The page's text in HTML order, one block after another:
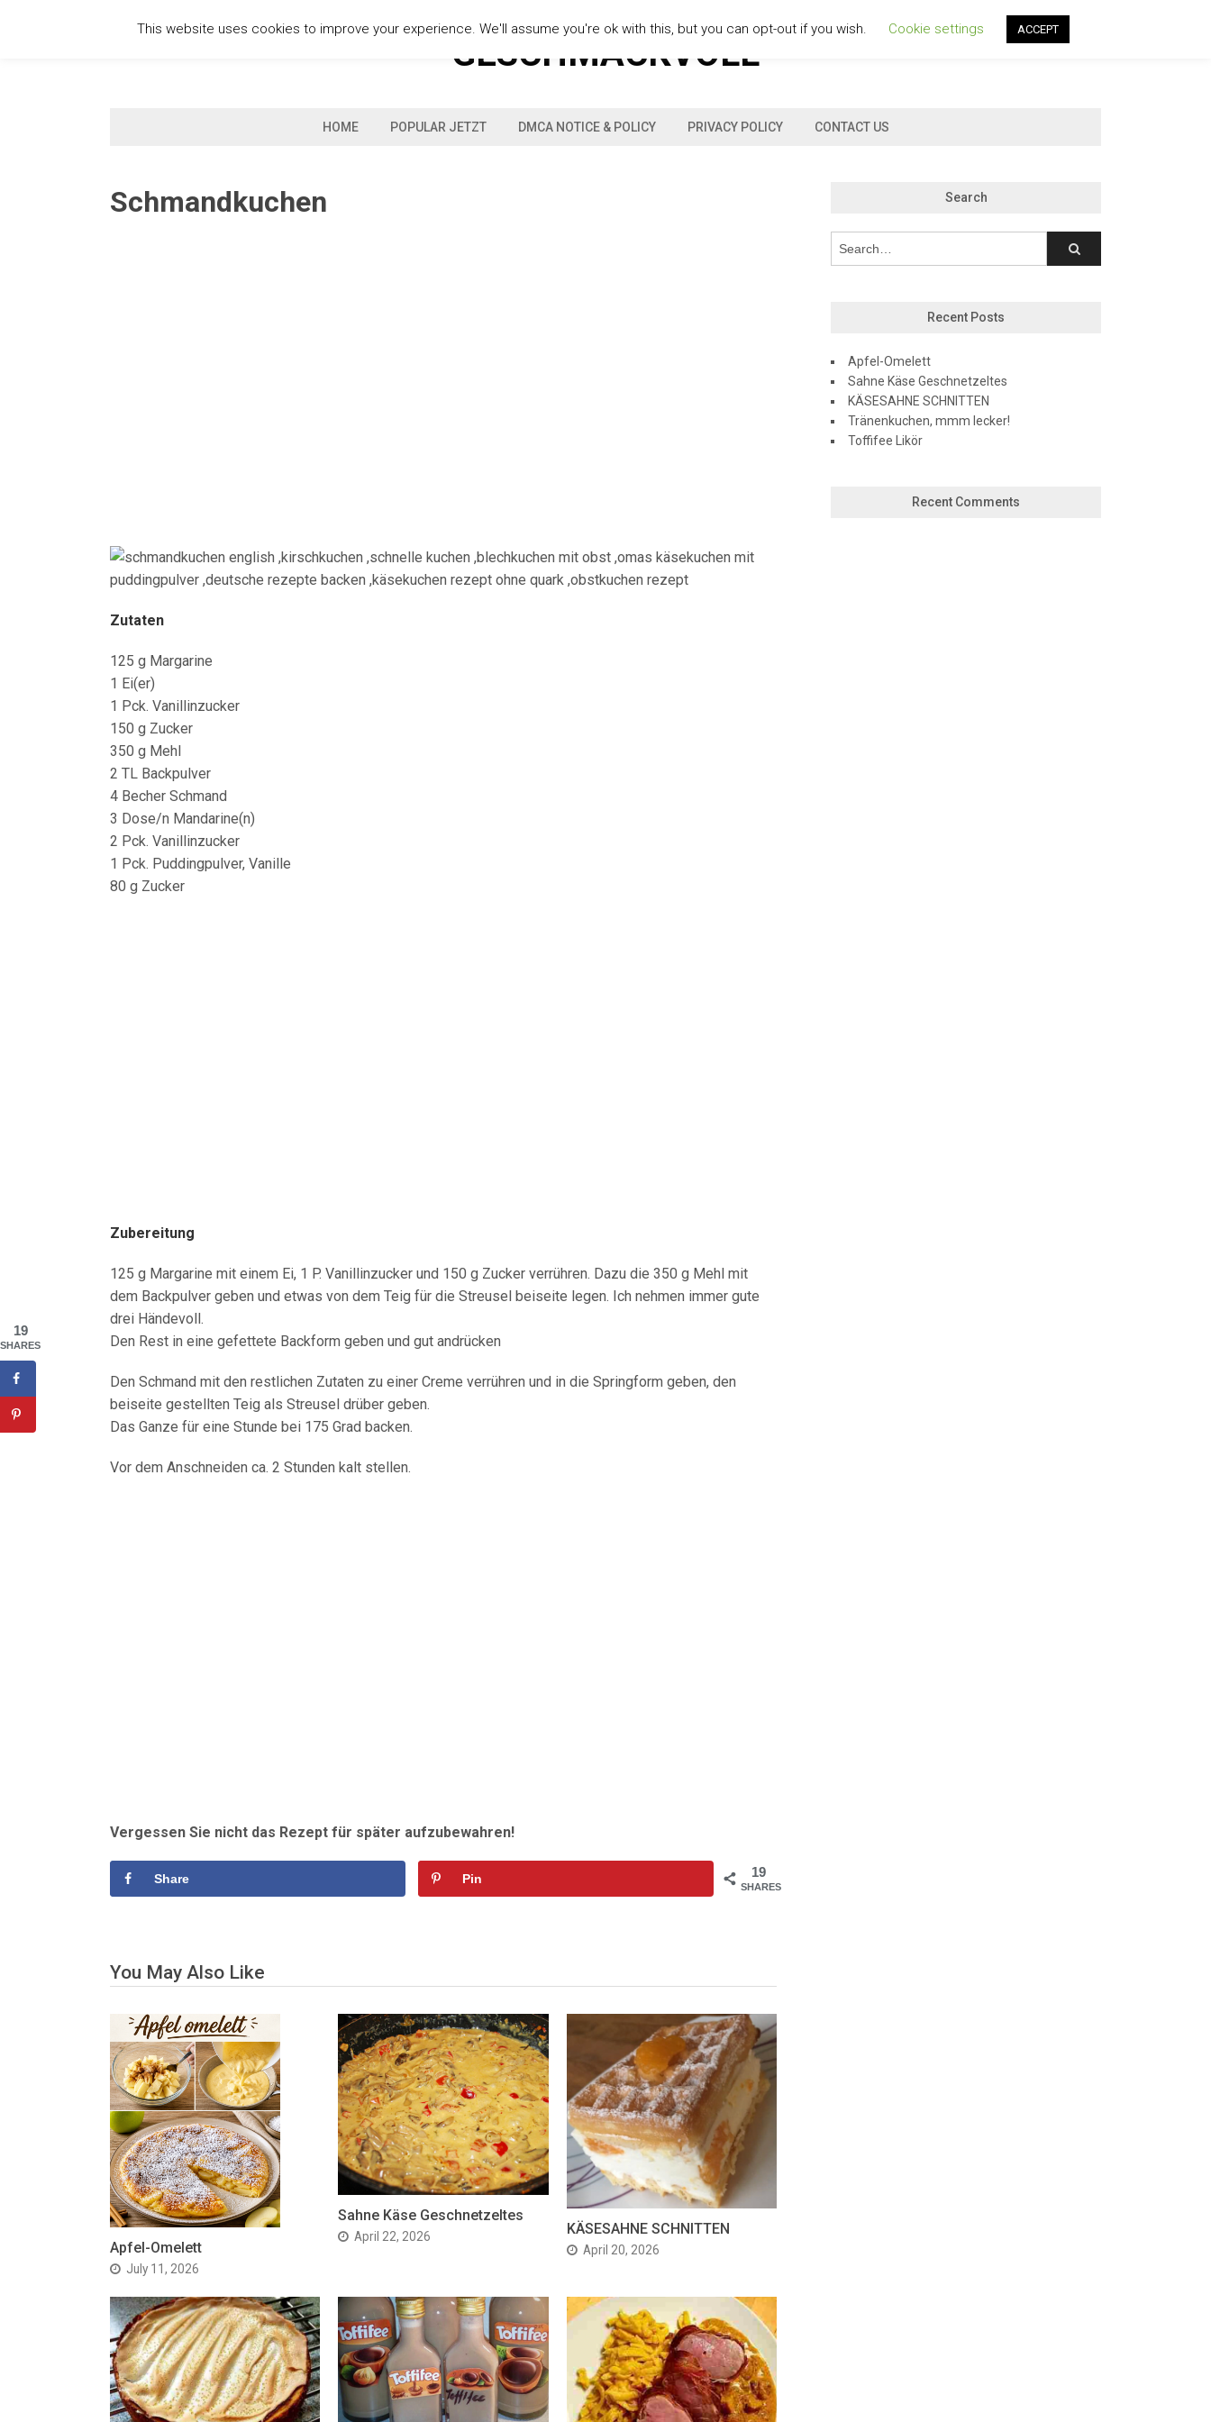
GESCHMACKVOLL
HOME POPULAR JETZT DMCA NOTICE & POLICY PRIVACY POLICY CONTACT US
Schmandkuchen
Zutaten
125 g Margarine
1 Ei(er)
1 Pck. Vanillinzucker
150 g Zucker
350 g Mehl
2 TL Backpulver
4 Becher Schmand
3 Dose/n Mandarine(n)
2 Pck. Vanillinzucker
1 Pck. Puddingpulver, Vanille
80 g Zucker
Zubereitung
125 g Margarine mit einem Ei, 1 P. Vanillinzucker und 150 g Zucker verrühren. Dazu die 350 g Mehl mit
dem Backpulver geben und etwas von dem Teig für die Streusel beiseite legen. Ich nehmen immer gute
drei Händevoll.
Den Rest in eine gefettete Backform geben und gut andrücken
Den Schmand mit den restlichen Zutaten zu einer Creme verrühren und in die Springform geben, den
beiseite gestellten Teig als Streusel drüber geben.
Das Ganze für eine Stunde bei 175 Grad backen.
Vor dem Anschneiden ca. 2 Stunden kalt stellen.
Vergessen Sie nicht das Rezept für später aufzubewahren!
19
SHARES
Share Pin
You May Also Like
Apfel-Omelett
July 11, 2026
Sahne Käse Geschnetzeltes
April 22, 2026 KÄSESAHNE SCHNITTEN
April 20, 2026
Search
Recent Posts
Apfel-Omelett
Sahne Käse Geschnetzeltes
KÄSESAHNE SCHNITTEN
Tränenkuchen, mmm lecker!
Toffifee Likör
Recent Comments
This website uses cookies to improve your experience. We'll assume you're ok with this, but you can opt-out if you wish. Cookie settings ACCEPT
19
SHARES